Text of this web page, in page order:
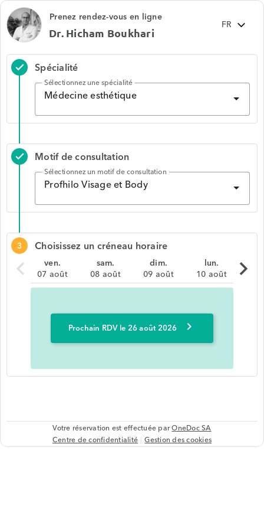
Prenez rendez-vous en ligne
Dr. Hicham Boukhari
check
Spécialité
Médecine esthétique
Sélectionnez une spécialité
check
Motif de consultation
Profhilo Visage et Body
Sélectionnez un motif de consultation
3 Choisissez un créneau horaire
chevron_left ven.
07 août
sam.
08 août
dim.
09 août
lun.
10 août chevron_right
Prochain RDV le 26 août 2026 chevron_right
Votre réservation est effectuée parOneDoc SA
Centre de confidentialité Gestion des cookies